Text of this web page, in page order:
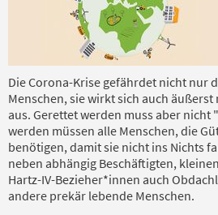
Die Corona-Krise gefährdet nicht nur
Menschen, sie wirkt sich auch
aus. Gerettet werden muss aber nicht
werden müssen alle Menschen, die
benötigen, damit sie nicht ins Nichts
neben abhängig Beschäftigten,
Hartz-IV-Bezieher*innen auch
andere prekär lebende Menschen.